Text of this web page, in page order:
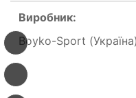
Виробник:
Boyko-Sport (Україна)